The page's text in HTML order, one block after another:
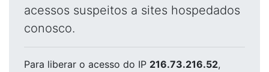
acessos suspeitos a sites hospedados
conosco.
Para liberar o acesso do IP 216.73.216.52,